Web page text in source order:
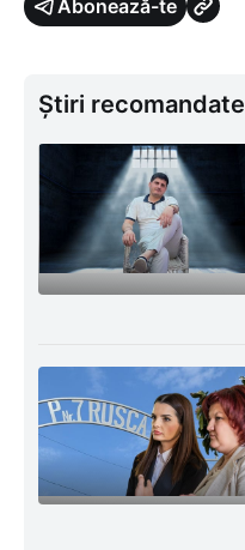
Abonează-te
Știri recomandate